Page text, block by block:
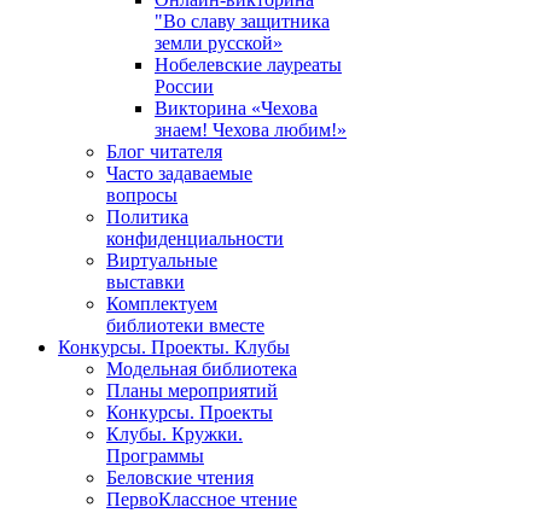
"Во славу защитника
земли русской»
Нобелевские лауреаты
России
Викторина «Чехова
знаем! Чехова любим!»
Блог читателя
Часто задаваемые
вопросы
Политика
конфиденциальности
Виртуальные
выставки
Комплектуем
библиотеки вместе
Конкурсы. Проекты. Клубы
Модельная библиотека
Планы мероприятий
Конкурсы. Проекты
Клубы. Кружки.
Программы
Беловские чтения
ПервоКлассное чтение